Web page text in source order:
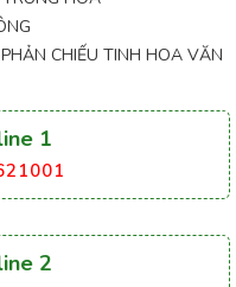
CHIẾU TINH HOA VĂN
1
2